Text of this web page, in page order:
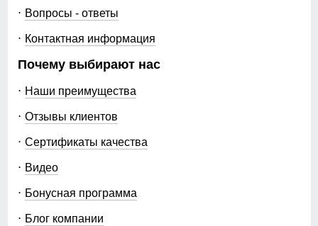
Вопросы - ответы
Контактная информация
Почему выбирают нас
Наши преимущества
Отзывы клиентов
Сертификаты качества
Видео
Бонусная программа
Блог компании